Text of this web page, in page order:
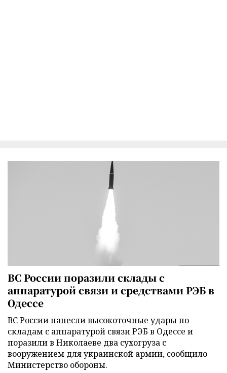
ВС России поразили склады с
аппаратурой связи и средствами РЭБ в
Одессе
ВС России нанесли высокоточные удары по
складам с аппаратурой связи РЭБ в Одессе и
поразили в Николаеве два сухогруза с
вооружением для украинской армии, сообщило
Министерство обороны.